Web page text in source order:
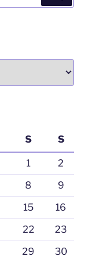
S S
1
2
8
9
15
16
22
23
29 30